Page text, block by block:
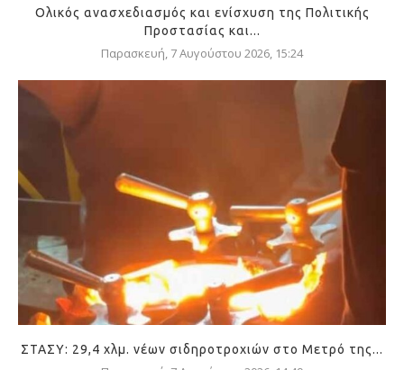
Ολικός ανασχεδιασμός και ενίσχυση της Πολιτικής
Προστασίας και...
Παρασκευή, 7 Αυγούστου 2026, 15:24
ΣΤΑΣΥ: 29,4 χλμ. νέων σιδηροτροχιών στο Μετρό της...